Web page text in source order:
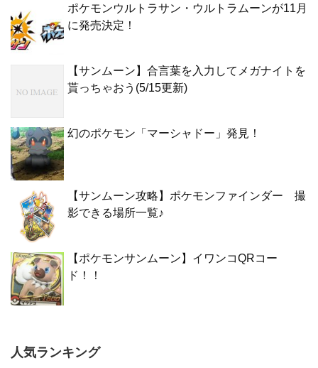
ポケモンウルトラサン・ウルトラムーンが11月
に発売決定！
【サンムーン】合言葉を入力してメガナイトを
貰っちゃおう(5/15更新)
幻のポケモン「マーシャドー」発見！
【サンムーン攻略】ポケモンファインダー 撮
影できる場所一覧♪
【ポケモンサンムーン】イワンコQRコー
ド！！
人気ランキング